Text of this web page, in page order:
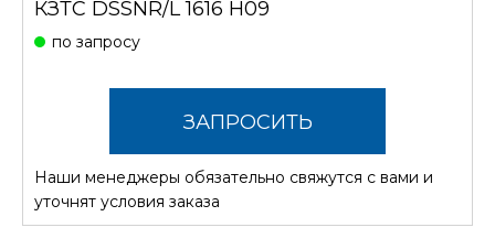
КЗТС DSSNR/L 1616 H09
по запросу
ЗАПРОСИТЬ
СТОИМОСТЬ
Наши менеджеры обязательно свяжутся с вами и
уточнят условия заказа